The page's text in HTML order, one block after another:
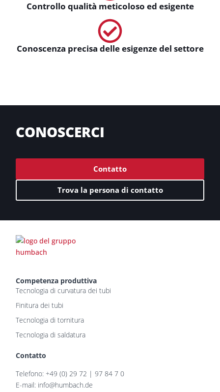
Controllo qualità meticoloso ed esigente
Conoscenza precisa delle esigenze del settore
CONOSCERCI
Trova la persona di contatto
Contatto
Competenza produttiva
Tecnologia di curvatura dei tubi
Finitura dei tubi
Tecnologia di tornitura
Tecnologia di saldatura
Contatto
Telefono: +49 (0) 29 72 | 97 84 7 0
E-mail: info@humbach.de